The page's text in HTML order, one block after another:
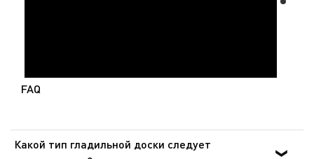
FAQ
Какой тип гладильной доски следует